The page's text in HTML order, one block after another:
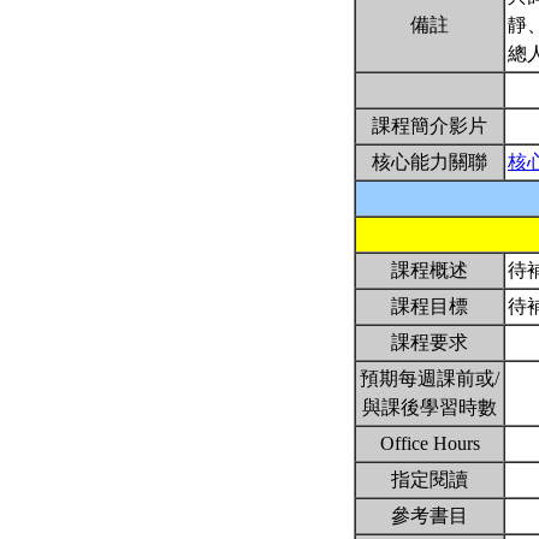
備註
靜
總
課程簡介影片
核心能力關聯
核
課程概述
待
課程目標
待
課程要求
預期每週課前或/
與課後學習時數
Office Hours
指定閱讀
參考書目